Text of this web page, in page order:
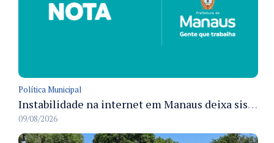
Política Municipal
Instabilidade na internet em Manaus deixa sistemas de atendimento municipal temporariamente indisponíveis
09/08/2026